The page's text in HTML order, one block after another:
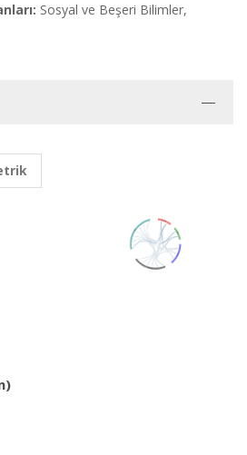
Sosyal ve Beşeri Bilimler,